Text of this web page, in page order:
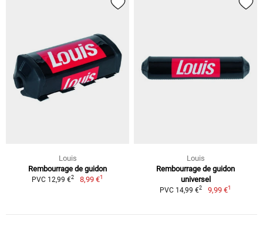
Louis
Rembourrage de guidon
PVC 12,99 €2 8,99 €1
Louis
Rembourrage de guidon
universel
PVC 14,99 €2 9,99 €1